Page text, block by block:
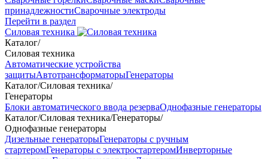
принадлежностиСварочные электроды
Перейти в раздел
Силовая техника
Каталог/
Силовая техника
Автоматические устройства
защитыАвтотрансформаторыГенераторы
Каталог/Силовая техника/
Генераторы
Блоки автоматического ввода резерваОднофазные генераторы
Каталог/Силовая техника/Генераторы/
Однофазные генераторы
Дизельные генераторыГенераторы с ручным
стартеромГенераторы с электростартеромИнверторные